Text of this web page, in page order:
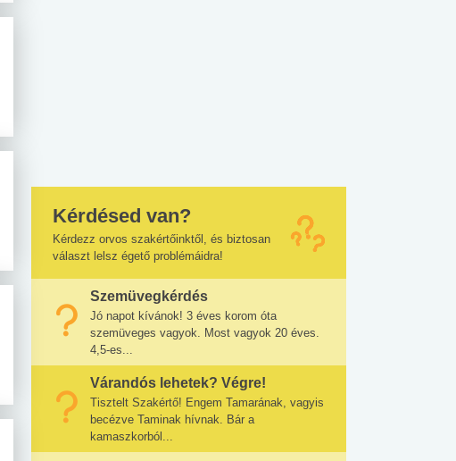
Kérdésed van?
Kérdezz orvos szakértőinktől, és biztosan
választ lelsz égető problémáidra!
Szemüvegkérdés
Jó napot kívánok! 3 éves korom óta
szemüveges vagyok. Most vagyok 20 éves.
4,5-es...
Várandós lehetek? Végre!
Tisztelt Szakértő! Engem Tamarának, vagyis
becézve Taminak hívnak. Bár a
kamaszkorból...